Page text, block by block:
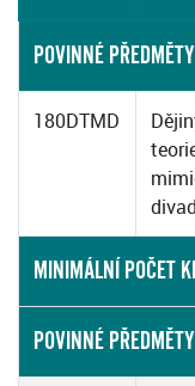
POVINNÉ
180DTMD
MINIMÁLNÍ POČET
POVINNÉ